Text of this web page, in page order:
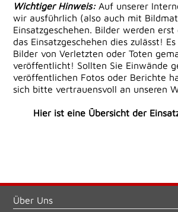
Wichtiger Hinweis: Auf unserer
wir ausführlich (also auch mit
Einsatzgeschehen. Bilder werden
das Einsatzgeschehen dies zulässt!
Bilder von Verletzten oder Toten
veröffentlicht! Sollten Sie Einwände
veröffentlichen Fotos oder Berichte
sich bitte vertrauensvoll an unseren
Hier ist eine Übersicht der
Über Uns